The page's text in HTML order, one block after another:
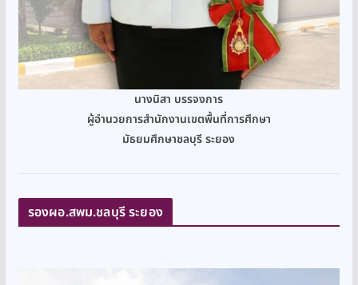
นางนิสา บรรจงการ
ผู้อำนวยการสำนักงานเขตพื้นที่การศึกษา
มัธยมศึกษาชลบุรี ระยอง
รองผอ.สพม.ชลบุรี ระยอง